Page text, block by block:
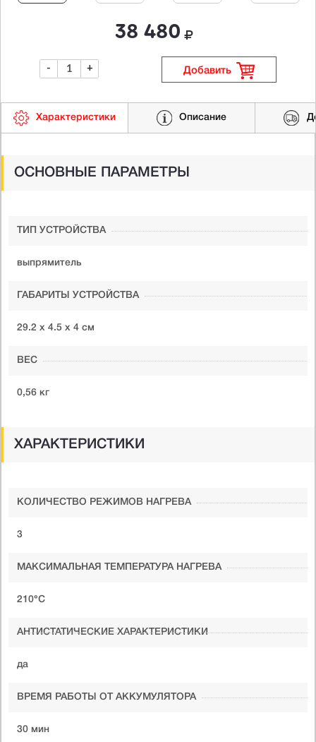
38 480
- + Добавить
Характеристики Описание
ОСНОВНЫЕ ПАРАМЕТРЫ
ТИП УСТРОЙСТВА
выпрямитель
ГАБАРИТЫ УСТРОЙСТВА
29.2 х 4.5 х 4 см
ВЕС
0,56 кг
ХАРАКТЕРИСТИКИ
КОЛИЧЕСТВО РЕЖИМОВ НАГРЕВА
3
МАКСИМАЛЬНАЯ ТЕМПЕРАТУРА НАГРЕВА
210°C
АНТИСТАТИЧЕСКИЕ ХАРАКТЕРИСТИКИ
да
ВРЕМЯ РАБОТЫ ОТ АККУМУЛЯТОРА
30 мин